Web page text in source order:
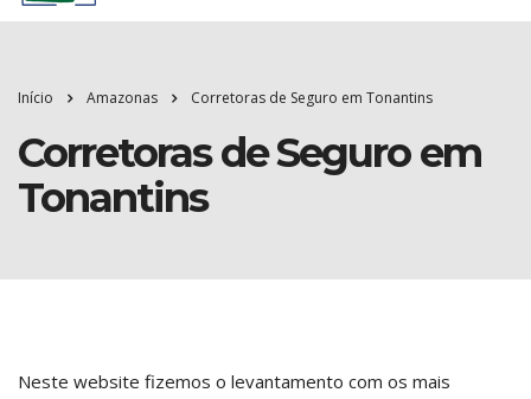
Início Amazonas Corretoras de Seguro em Tonantins
Corretoras de Seguro em
Tonantins
Neste website fizemos o levantamento com os mais